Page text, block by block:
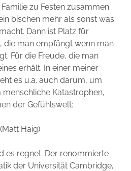
zu Festen zusammen
bischen mehr als sonst was
Dann ist Platz für
die man empfängt wenn man
Für die Freude, die man
erhält. In einer meiner
es u.a. auch darum, um
Katastrophen,
der Gefühlswelt:
Haig)
es regnet. Der renommierte
der Universität Cambridge,